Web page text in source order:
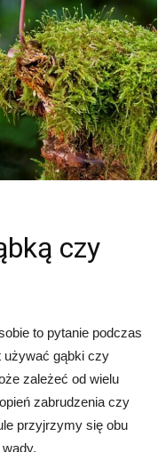
czy
to pytanie podczas
używać gąbki czy
zależeć od wielu
zabrudzenia czy
przyjrzymy się obu